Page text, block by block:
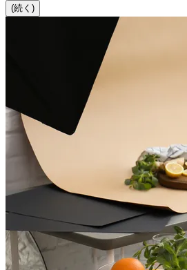
(続く)